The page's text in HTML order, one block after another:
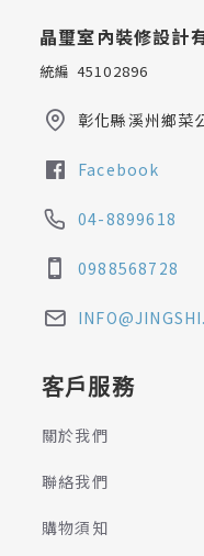
晶璽室內裝修設計
統編 45102896
彰化縣溪州鄉菜
Facebook
04-8899618
0988568728
客戶服務
關於我們
聯絡我們
購物須知